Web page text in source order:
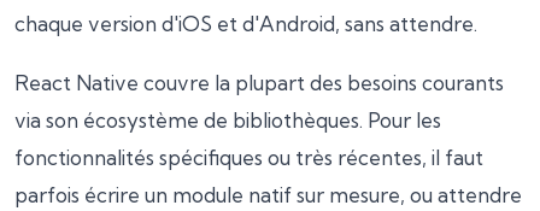
chaque version d'iOS et d'Android, sans attendre.
React Native couvre la plupart des besoins courants
via son écosystème de bibliothèques. Pour les
fonctionnalités spécifiques ou très récentes, il faut
parfois écrire un module natif sur mesure, ou attendre